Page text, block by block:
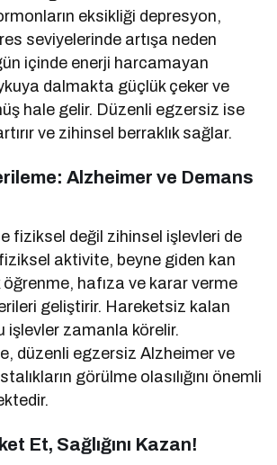
eksikliği depresyon,
seviyelerinde artışa neden
içinde enerji harcamayan
dalmakta güçlük çeker ve
hale gelir. Düzenli egzersiz ise
ve zihinsel berraklık sağlar.
Alzheimer ve Demans
fiziksel değil zihinsel işlevleri de
aktivite, beyne giden kan
öğrenme, hafıza ve karar verme
geliştirir. Hareketsiz kalan
işlevler zamanla körelir.
düzenli egzersiz Alzheimer ve
görülme olasılığını önemli
Et, Sağlığını Kazan!